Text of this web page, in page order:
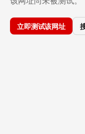
立即测试该网址